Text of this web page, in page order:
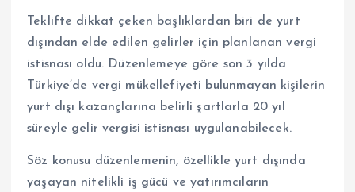
Teklifte dikkat çeken başlıklardan biri de yurt
dışından elde edilen gelirler için planlanan vergi
istisnası oldu. Düzenlemeye göre son 3 yılda
Türkiye’de vergi mükellefiyeti bulunmayan kişilerin
yurt dışı kazançlarına belirli şartlarla 20 yıl
süreyle gelir vergisi istisnası uygulanabilecek.
Söz konusu düzenlemenin, özellikle yurt dışında
yaşayan nitelikli iş gücü ve yatırımcıların